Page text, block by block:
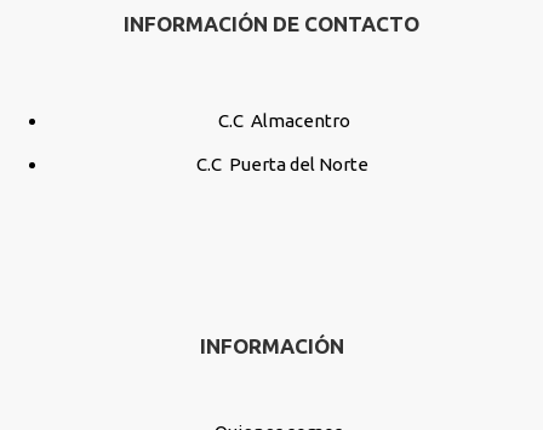
INFORMACIÓN DE CONTACTO
C.C Almacentro
C.C Puerta del Norte
INFORMACIÓN